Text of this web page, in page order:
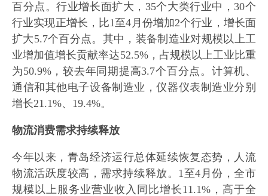
百分点。行业增长面扩大，35个大类行业中，30个
行业实现正增长，比1至4月份增加2个行业，增长面
扩大5.7个百分点。其中，装备制造业对规模以上工
业增加值增长贡献率达52.5%，占规模以上工业比重
为50.9%，较去年同期提高3.7个百分点。计算机、
通信和其他电子设备制造业，仪器仪表制造业分别
增长21.1%、19.4%。
物流消费需求持续释放
今年以来，青岛经济运行总体延续恢复态势，人流
物流活跃度较高，需求持续释放。1至4月份，全市
规模以上服务业营业收入同比增长11.1%，高于全